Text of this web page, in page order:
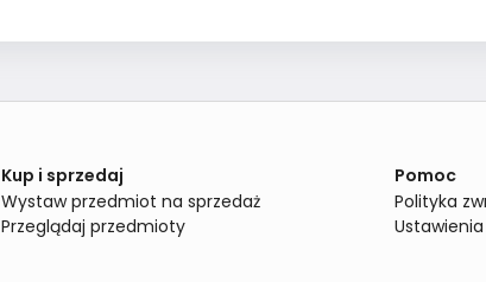
Kup i sprzedaj
Wystaw przedmiot na sprzedaż
Przeglądaj przedmioty
Pomoc
Polityka